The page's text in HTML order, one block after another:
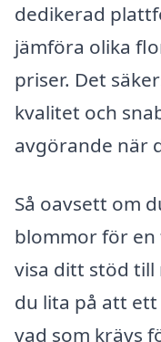
dedikerad
jämföra olika
priser. Det
kvalitet och
avgörande när
Så oavsett om
blommor för en
visa ditt stöd till
du lita på att
vad som krävs